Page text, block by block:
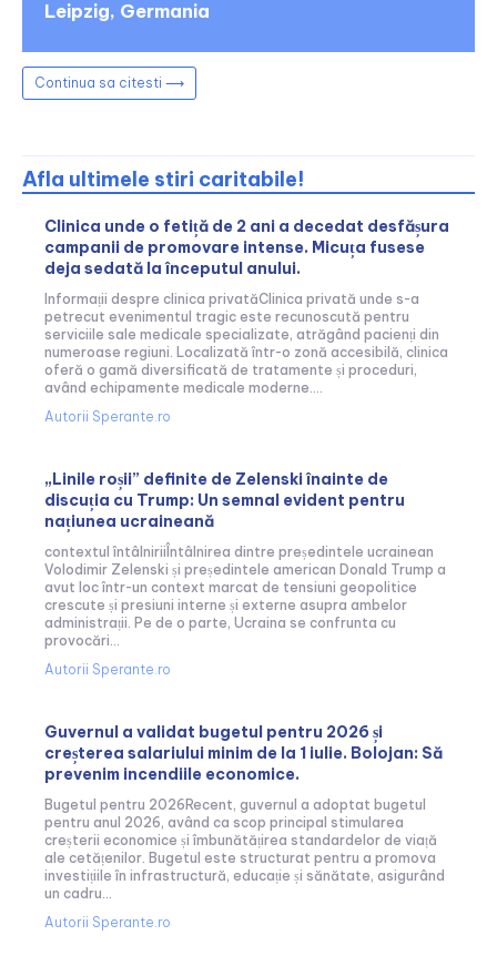
Leipzig, Germania
Continua sa citesti ⟶
Afla ultimele stiri caritabile!
Clinica unde o fetiță de 2 ani a decedat desfășura
campanii de promovare intense. Micuța fusese
deja sedată la începutul anului.
Informații despre clinica privatăClinica privată unde s-a
petrecut evenimentul tragic este recunoscută pentru
serviciile sale medicale specializate, atrăgând pacienți din
numeroase regiuni. Localizată într-o zonă accesibilă, clinica
oferă o gamă diversificată de tratamente și proceduri,
având echipamente medicale moderne....
Autorii Sperante.ro
„Linile roșii” definite de Zelenski înainte de
discuția cu Trump: Un semnal evident pentru
națiunea ucraineană
contextul întâlniriiÎntâlnirea dintre președintele ucrainean
Volodimir Zelenski și președintele american Donald Trump a
avut loc într-un context marcat de tensiuni geopolitice
crescute și presiuni interne și externe asupra ambelor
administrații. Pe de o parte, Ucraina se confrunta cu
provocări...
Autorii Sperante.ro
Guvernul a validat bugetul pentru 2026 și
creșterea salariului minim de la 1 iulie. Bolojan: Să
prevenim incendiile economice.
Bugetul pentru 2026Recent, guvernul a adoptat bugetul
pentru anul 2026, având ca scop principal stimularea
creșterii economice și îmbunătățirea standardelor de viață
ale cetățenilor. Bugetul este structurat pentru a promova
investițiile în infrastructură, educație și sănătate, asigurând
un cadru...
Autorii Sperante.ro